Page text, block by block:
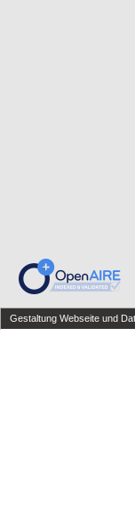
Gestaltung Webseite und